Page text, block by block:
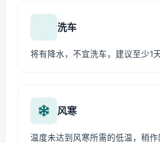
洗车
将有降水，不宜洗车，建议至少1
风寒
温度未达到风寒所需的低温，稍作